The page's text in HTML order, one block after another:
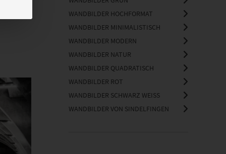
WANDBILDER HOCHFORMAT
WANDBILDER MINIMALISTISCH
WANDBILDER MODERN
WANDBILDER NATUR
WANDBILDER QUADRATISCH
WANDBILDER ROT
WANDBILDER SCHWARZ WEISS
WANDBILDER VON SINDELFINGEN